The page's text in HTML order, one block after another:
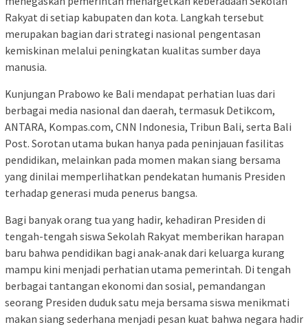
Rakyat di setiap kabupaten dan kota. Langkah tersebut
merupakan bagian dari strategi nasional pengentasan
kemiskinan melalui peningkatan kualitas sumber daya
manusia.
Kunjungan Prabowo ke Bali mendapat perhatian luas dari
berbagai media nasional dan daerah, termasuk Detikcom,
ANTARA, Kompas.com, CNN Indonesia, Tribun Bali, serta Bali
Post. Sorotan utama bukan hanya pada peninjauan fasilitas
pendidikan, melainkan pada momen makan siang bersama
yang dinilai memperlihatkan pendekatan humanis Presiden
terhadap generasi muda penerus bangsa.
Bagi banyak orang tua yang hadir, kehadiran Presiden di
tengah-tengah siswa Sekolah Rakyat memberikan harapan
baru bahwa pendidikan bagi anak-anak dari keluarga kurang
mampu kini menjadi perhatian utama pemerintah. Di tengah
berbagai tantangan ekonomi dan sosial, pemandangan
seorang Presiden duduk satu meja bersama siswa menikmati
makan siang sederhana menjadi pesan kuat bahwa negara hadir